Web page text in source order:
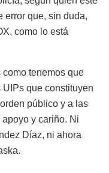
error que, sin duda,
como lo está
tenemos que
que constituyen
público y a las
y cariño. Ni
Díaz, ni ahora